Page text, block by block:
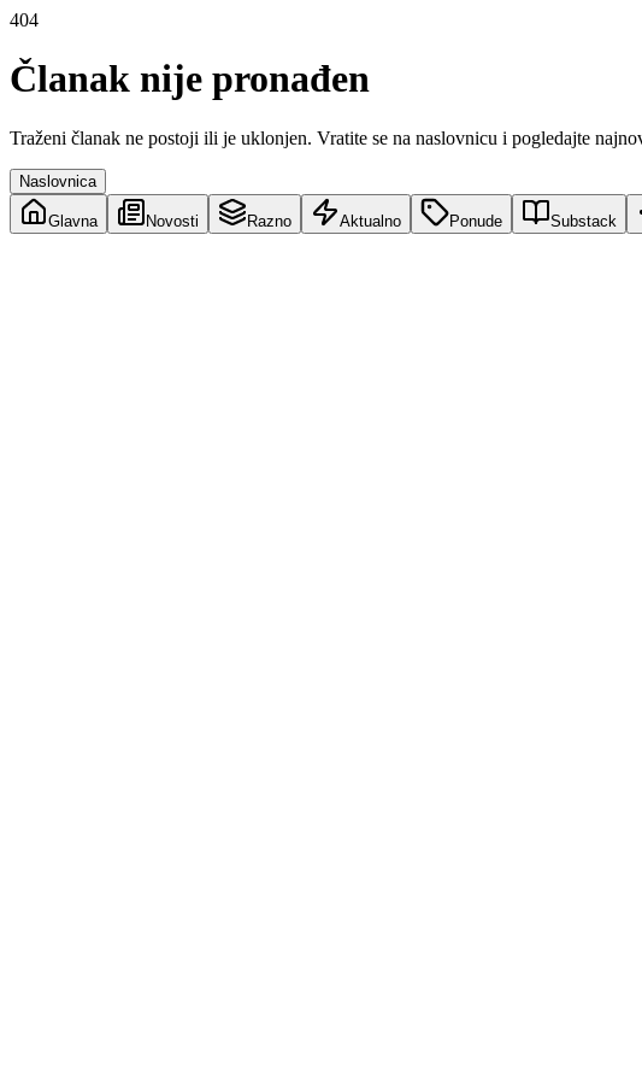
404
Članak nije pronađen
Traženi članak ne postoji ili je uklonjen. Vratite se na naslovnicu i pogledajte
Naslovnica
Glavna Novosti Razno Aktualno Ponude Substack